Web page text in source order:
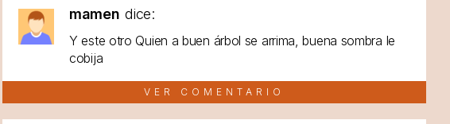
mamen dice:
Y este otro Quien a buen árbol se arrima, buena sombra le
cobija
VER COMENTARIO